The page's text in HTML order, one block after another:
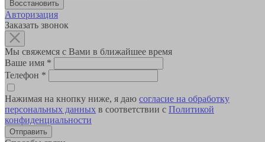
Авторизация
Заказать звонок
Мы свяжемся с Вами в ближайшее время
Ваше имя *
Телефон *
Нажимая на кнопку ниже, я даю согласие на обработку
персональных данных в соответствии с Политикой
конфиденциальности